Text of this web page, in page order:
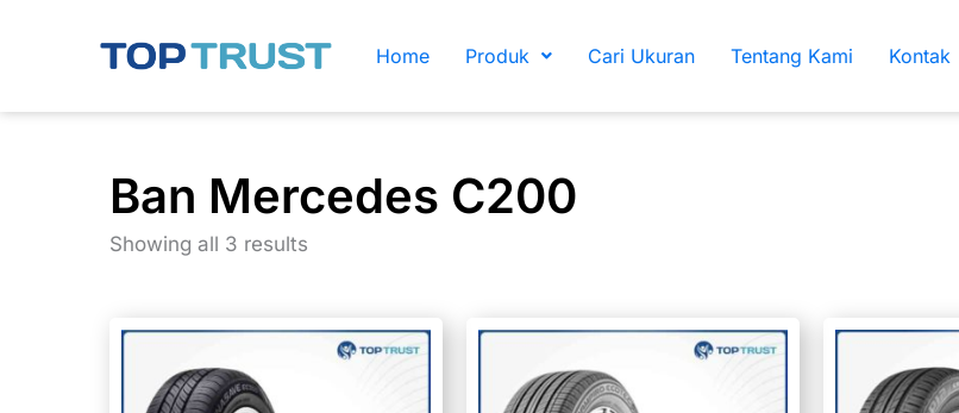
Home Produk Cari Ukuran Tentang Kami Kontak
Ban Mercedes C200
Showing all 3 results